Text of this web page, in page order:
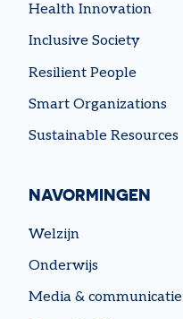
Health Innovation
Inclusive Society
Resilient People
Smart Organizations
Sustainable Resources
NAVORMINGEN
Welzijn
Onderwijs
Media & communicatie